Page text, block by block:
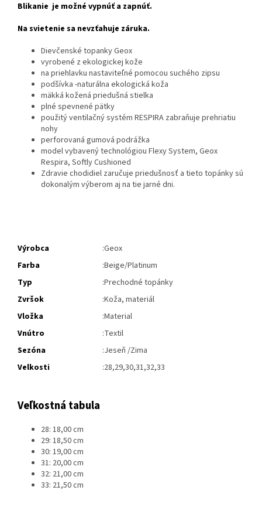
Blikanie je možné vypnúť a zapnúť.
Na svietenie sa nevzťahuje záruka.
Dievčenské topanky Geox
vyrobené z ekologickej kože
na priehlavku nastaviteľné pomocou suchého zipsu
podšívka -naturálna ekologická koža
mäkká kožená priedušná stielka
plné spevnené pätky
použitý ventilačný systém RESPIRA zabraňuje prehriatiu
nohy
perforovaná gumová podrážka
model vybavený technológiou Flexy System, Geox
Respira, Softly Cushioned
Zdravie chodidiel zaručuje priedušnosť a tieto topánky sú
dokonalým výberom aj na tie jarné dni.
Výrobca
:Geox
Farba
:Beige/Platinum
Typ
:Prechodné topánky
Zvršok
:Koža, materiál
Vložka
:Material
Vnútro
:Textil
Sezóna
:Jeseň /Zima
Velkosti
:28,29,30,31,32,33
Veľkostná tabula
28: 18,00 cm
29: 18,50 cm
30: 19,00 cm
31: 20,00 cm
32: 21,00 cm
33: 21,50 cm